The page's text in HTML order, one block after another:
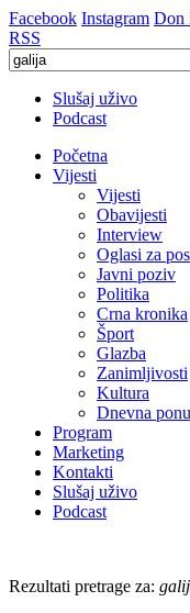
Facebook Instagram Don
RSS
Slušaj uživo
Podcast
Početna
Vijesti
Vijesti
Obavijesti
Interview
Oglasi za
Javni poziv
Politika
Crna kronika
Šport
Glazba
Zanimljivosti
Kultura
Dnevna
Program
Marketing
Kontakti
Slušaj uživo
Podcast
Rezultati pretrage za: